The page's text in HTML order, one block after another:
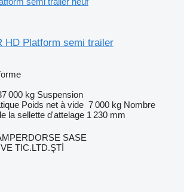
HD Platform semi trailer
000 kg Suspension
Poids net à vide 7 000 kg Nombre
la sellette d'attelage 1 230 mm
SASE
TIC.LTD.ŞTİ